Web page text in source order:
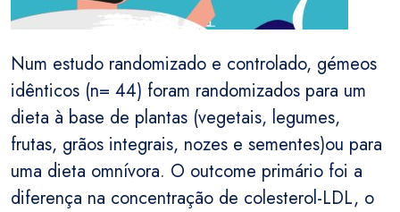
Num estudo randomizado e controlado, gémeos
idênticos (n= 44) foram randomizados para um
dieta à base de plantas (vegetais, legumes,
frutas, grãos integrais, nozes e sementes)ou para
uma dieta omnívora. O outcome primário foi a
diferença na concentração de colesterol-LDL, o